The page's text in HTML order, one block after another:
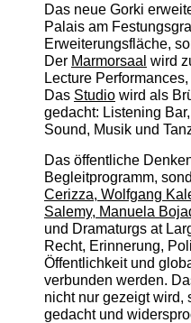
Das neue Gorki
Palais am
Erweiterungsfläche,
Der Marmorsaal wird
Lecture
Das Studiowird als
gedacht: Listening
Sound, Musik und
Das öffentliche
Begleitprogramm,
Cerizza, Wolfgang
Salemy, Manuela
und Dramaturgs at
Recht, Erinnerung,
Öffentlichkeit und
verbunden werden.
nicht nur gezeigt wird,
gedacht und